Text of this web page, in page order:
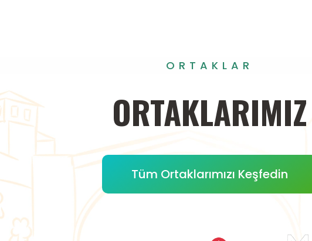
ORTAKLAR
ORTAKLARIMIZ
Tüm Ortaklarımızı Keşfedin